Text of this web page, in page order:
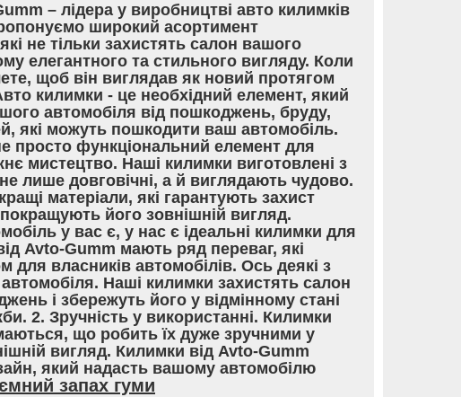
– лідера у виробництві авто килимків
широкий асортимент
не тільки захистять салон вашого
елегантного та стильного вигляду. Коли
щоб він виглядав як новий протягом
килимки - це необхідний елемент, який
автомобіля від пошкоджень, бруду,
які можуть пошкодити ваш автомобіль.
просто функціональний елемент для
мистецтво. Наші килимки виготовлені з
не лише довговічні, а й виглядають чудово.
матеріали, які гарантують захист
його зовнішній вигляд.
у вас є, у нас є ідеальні килимки для
Avto-Gumm мають ряд переваг, які
власників автомобілів. Ось деякі з
Наші килимки захистять салон
і збережуть його у відмінному стані
2. Зручність у використанні. Килимки
що робить їх дуже зручними у
вигляд. Килимки від Avto-Gumm
який надасть вашому автомобілю
запах гуми